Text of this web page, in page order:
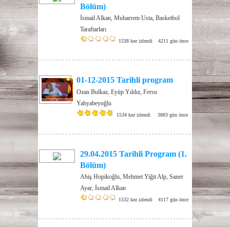
Bölüm)
İsmail Alkan, Muharrem Usta, Basketbol
Taraftarları
1538 kez izlendi 4211 gün önce
01-12-2015 Tarihli program
Ozan Bulkaz, Eyüp Yıldız, Fersu
Yahyabeyoğlu
1534 kez izlendi 3883 gün önce
29.04.2015 Tarihli Program (1.
Bölüm)
Abiş Hopikoğlu, Mehmet Yiğit Alp, Saner
Ayar, İsmail Alkan
1532 kez izlendi 4117 gün önce